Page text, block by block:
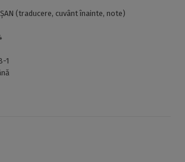
(traducere, cuvânt înainte, note)
1